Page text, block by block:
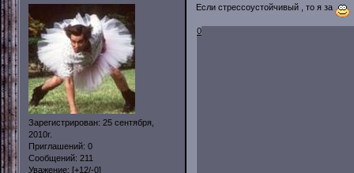
Зарегистрирован: 25 сентября,
2010г.
Приглашений: 0
Сообщений: 211
Уважение: [+12/-0]
Если стрессоустойчивый , то я за
0